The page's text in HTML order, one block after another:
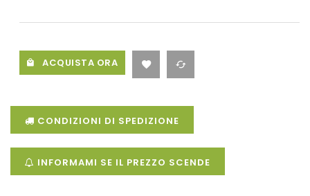
ACQUISTA ORA
CONDIZIONI DI SPEDIZIONE
INFORMAMI SE IL PREZZO SCENDE